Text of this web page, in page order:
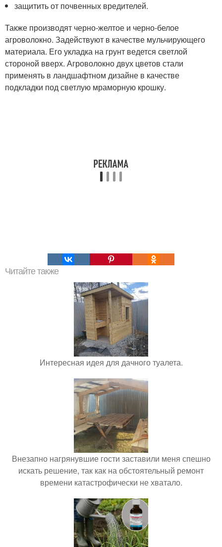
защитить от почвенных вредителей.
Также производят черно-желтое и черно-белое
агроволокно. Задействуют в качестве мульчирующего
материала. Его укладка на грунт ведется светлой
стороной вверх. Агроволокно двух цветов стали
применять в ландшафтном дизайне в качестве
подкладки под светлую мраморную крошку.
Читайте также
Интересная идея для дачного туалета.
Внезапно нагрянувшие гости заставили меня спешно
искать решение, так как на обстоятельный ремонт
времени катастрофически не хватало.